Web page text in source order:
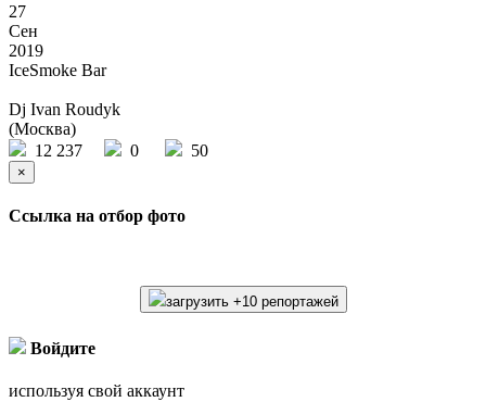
27
Сен
2019
IceSmoke Bar
Dj Ivan Roudyk
(Москва)
12 237
0 50
×
Ссылка на отбор фото
загрузить +10 репортажей
Войдите
используя свой аккаунт